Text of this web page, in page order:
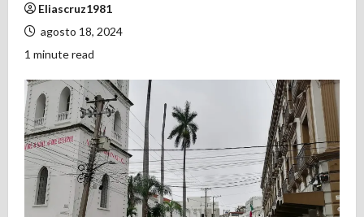
Eliascruz1981
agosto 18, 2024
1 minute read